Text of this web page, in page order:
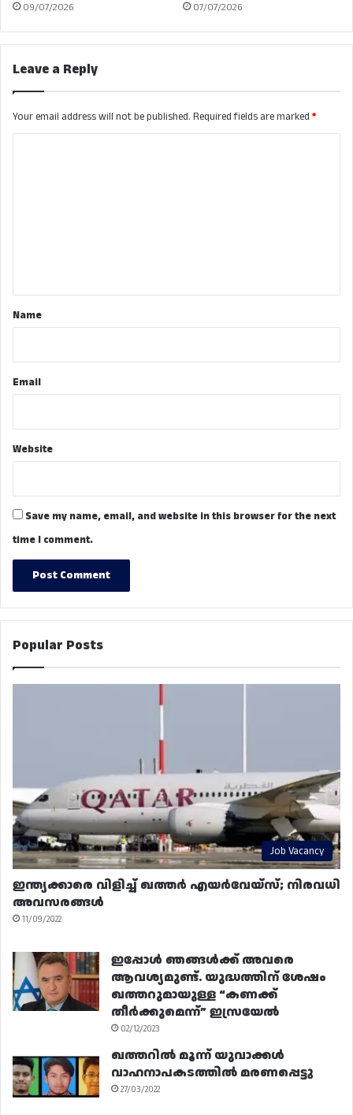
09/07/2026 07/07/2026
Leave a Reply
Your email address will not be published. Required fields are marked *
*Name
Email
Website
Save my name, email, and website in this browser for the next
time I comment.
Popular Posts
Job Vacancy
ഇന്ത്യക്കാരെ വിളിച്ച് ഖത്തർ എയർവേയ്‌സ്; നിരവധി
അവസരങ്ങൾ
11/09/2022
ഇപ്പോൾ ഞങ്ങൾക്ക് അവരെ
ആവശ്യമുണ്ട്. യുദ്ധത്തിന് ശേഷം
ഖത്തറുമായുള്ള “കണക്ക്
തീർക്കുമെന്ന്” ഇസ്രയേൽ
02/12/2023
ഖത്തറിൽ മൂന്ന് യുവാക്കൾ
വാഹനാപകടത്തിൽ മരണപ്പെട്ടു
27/03/2022